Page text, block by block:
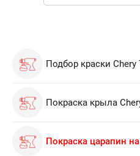
Подбор краски Chery
Покраска крыла
Покраска царапин